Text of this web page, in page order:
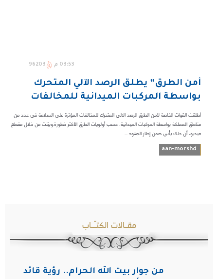
03:53 م 96203
أمن الطرق” يطلق الرصد الآلي المتحرك
بواسطة المركبات الميدانية للمخالفات
أطلقت القوات الخاصة لأمن الطرق الرصد الآلي المتحرك للمخالفات المؤثرة على السلامة في عدد من
مناطق المملكة بواسطة المركبات الميدانية، حسب أولويات الطرق الأكثر خطورة.وبيّنت من خلال مقطع
فيديو، أن ذلك يأتي ضمن إطار الجهود ...
aan-morshd
مقـالات الكتـّـاب
من جوار بيت الله الحرام.. رؤية قائد